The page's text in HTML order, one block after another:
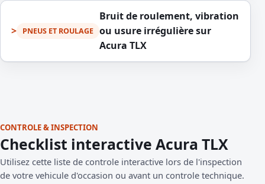
PNEUS ET ROULAGE
Bruit de roulement, vibration
ou usure irrégulière sur
Acura TLX
CONTROLE & INSPECTION
Checklist interactive Acura TLX
Utilisez cette liste de controle interactive lors de l'inspection
de votre vehicule d'occasion ou avant un controle technique.